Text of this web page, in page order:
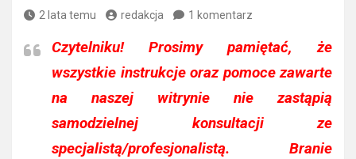
2 lata temu redakcja 1 komentarz
Czytelniku!Prosimy pamiętać, że
wszystkie instrukcje oraz pomoce zawarte
na naszej witrynie nie zastąpią
samodzielnej konsultacji ze
specjalistą/profesjonalistą. Branie